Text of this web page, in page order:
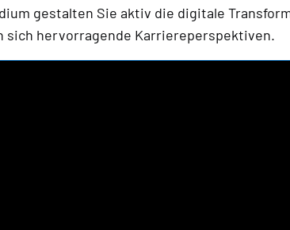
gestalten Sie aktiv die digitale
sich hervorragende Karriereperspektiven.